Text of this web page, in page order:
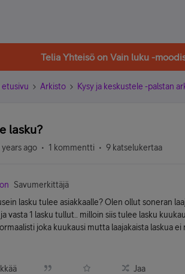
Telia Yhteisö on Vain luku -
etusivu Arkisto Kysy ja keskustele -palstan
lasku?
years ago 1 kommentti 9 katselukertaa
Savumerkittäjä
lasku tulee asiakkaalle? Olen ollut soneran
vasta 1 lasku tullut.. milloin siis tulee lasku
joka kuukausi mutta laajakaista laskua ei
Jaa